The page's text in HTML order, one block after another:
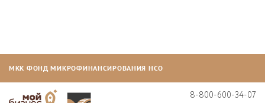
МКК ФОНД МИКРОФИНАНСИРОВАНИЯ НСО
8-800-600-34-07